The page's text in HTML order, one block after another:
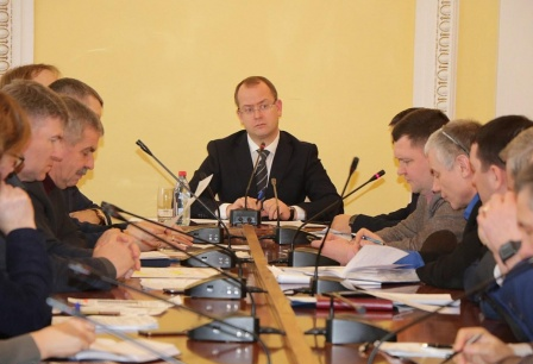
Перейти к основному содержанию